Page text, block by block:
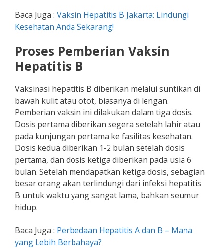
Baca Juga : Vaksin Hepatitis B Jakarta: Lindungi
Kesehatan Anda Sekarang!
Proses Pemberian Vaksin
Hepatitis B
Vaksinasi hepatitis B diberikan melalui suntikan di
bawah kulit atau otot, biasanya di lengan.
Pemberian vaksin ini dilakukan dalam tiga dosis.
Dosis pertama diberikan segera setelah lahir atau
pada kunjungan pertama ke fasilitas kesehatan.
Dosis kedua diberikan 1-2 bulan setelah dosis
pertama, dan dosis ketiga diberikan pada usia 6
bulan. Setelah mendapatkan ketiga dosis, sebagian
besar orang akan terlindungi dari infeksi hepatitis
B untuk waktu yang sangat lama, bahkan seumur
hidup.
Baca Juga : Perbedaan Hepatitis A dan B – Mana
yang Lebih Berbahaya?